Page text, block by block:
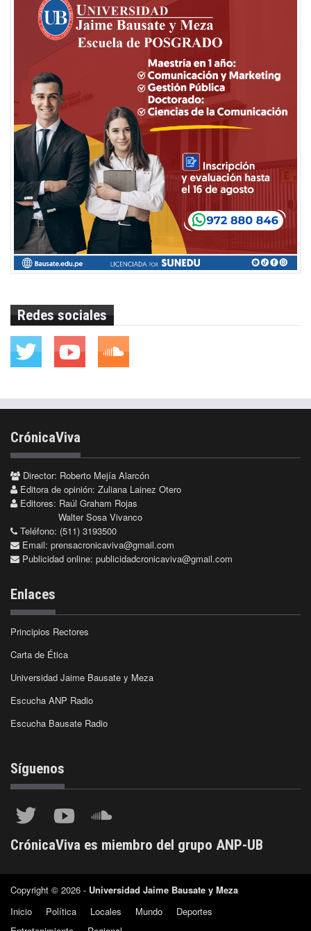
Redes sociales
CrónicaViva
Director: Roberto Mejía Alarcón
Editora de opinión: Zuliana Lainez Otero
Editores: Raúl Graham Rojas
Walter Sosa Vivanco
Teléfono: (511) 3193500
Email: prensacronicaviva@gmail.com
Publicidad online: publicidadcronicaviva@gmail.com
Enlaces
Principios Rectores
Carta de Ética
Universidad Jaime Bausate y Meza
Escucha ANP Radio
Escucha Bausate Radio
Síguenos
CrónicaViva es miembro del grupo ANP-UB
Copyright © 2026 - Universidad Jaime Bausate y Meza
Inicio
Política Locales Mundo
Deportes